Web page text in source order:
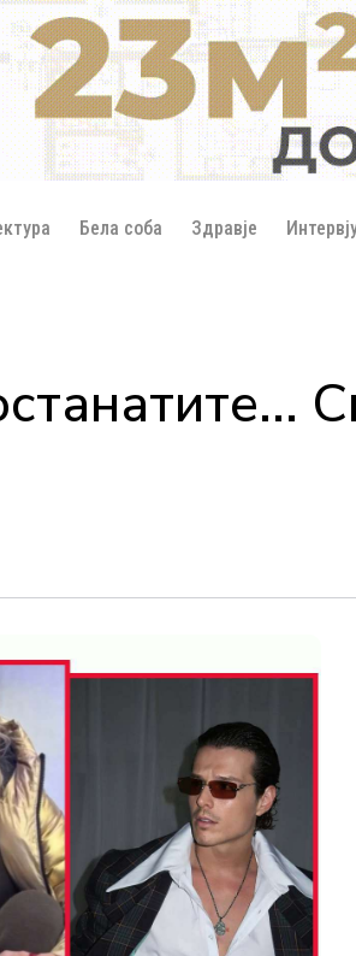
Бела соба Здравје